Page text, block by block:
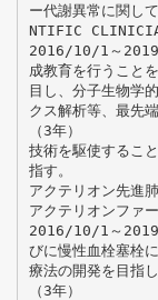
ー代謝異常に関し
NTIFIC
2016/10/1～
成教育を行うこと
目し、分子生物学
クス解析等、最先
（3年）
技術を駆使するこ
指す。
アクテリオン先進
アクテリオンファ
2016/10/1～
びに慢性血栓塞栓
療法の開発を目指
（3年）